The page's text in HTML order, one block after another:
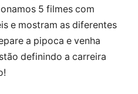
5 filmes com
e mostram as diferentes
a pipoca e venha
definindo a carreira